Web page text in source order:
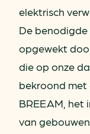
elektrisch
De
opgewekt
die op onze
bekroond met
BREEAM, het
van